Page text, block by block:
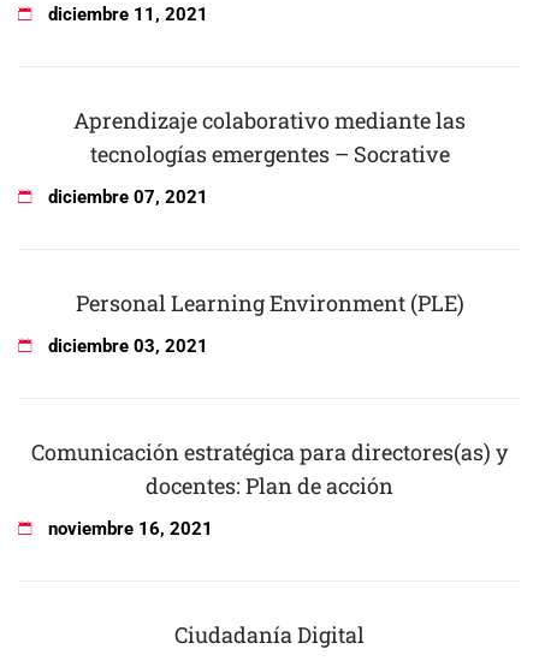
diciembre 11 , 2021
Aprendizaje colaborativo mediante las
tecnologías emergentes – Socrative
diciembre 07, 2021
Personal Learning Environment (PLE)
diciembre 03, 2021
Comunicación estratégica para directores(as) y
docentes: Plan de acción
noviembre 16, 2021
Ciudadanía Digital